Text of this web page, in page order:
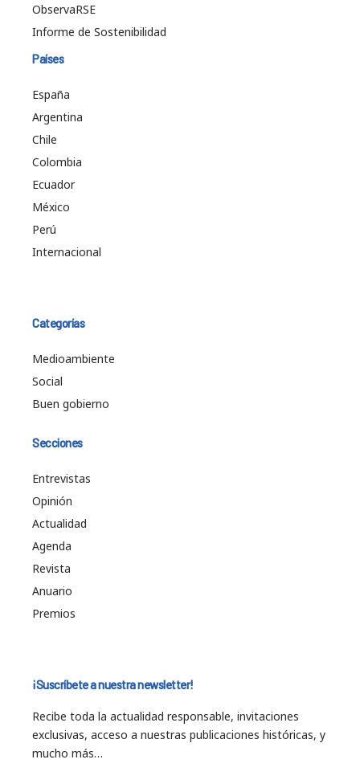
ObservaRSE
Informe de Sostenibilidad
Países
España
Argentina
Chile
Colombia
Ecuador
México
Perú
Internacional
Categorías
Medioambiente
Social
Buen gobierno
Secciones
Entrevistas
Opinión
Actualidad
Agenda
Revista
Anuario
Premios
¡Suscríbete a nuestra newsletter!
Recibe toda la actualidad responsable, invitaciones
exclusivas, acceso a nuestras publicaciones históricas, y
mucho más…